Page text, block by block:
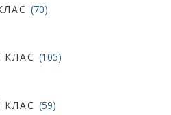
(70)
КЛАС (105)
КЛАС (59)